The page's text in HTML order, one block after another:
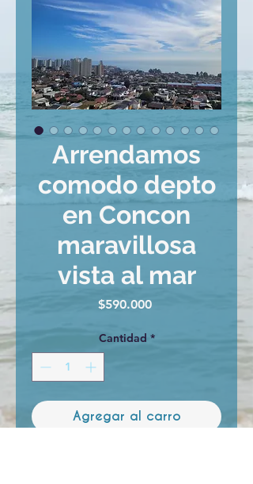
Arrendamos
comodo depto
en Concon
maravillosa
vista al mar
$590.000Precio
Cantidad *
Agregar al carro